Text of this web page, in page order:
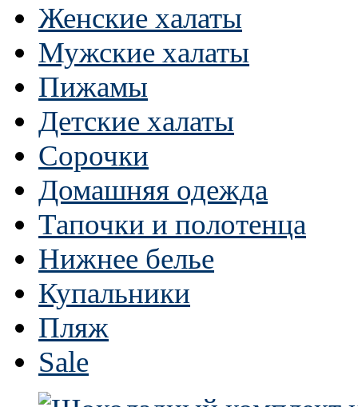
Женские халаты
Мужские халаты
Пижамы
Детские халаты
Сорочки
Домашняя одежда
Тапочки и полотенца
Нижнее белье
Купальники
Пляж
Sale